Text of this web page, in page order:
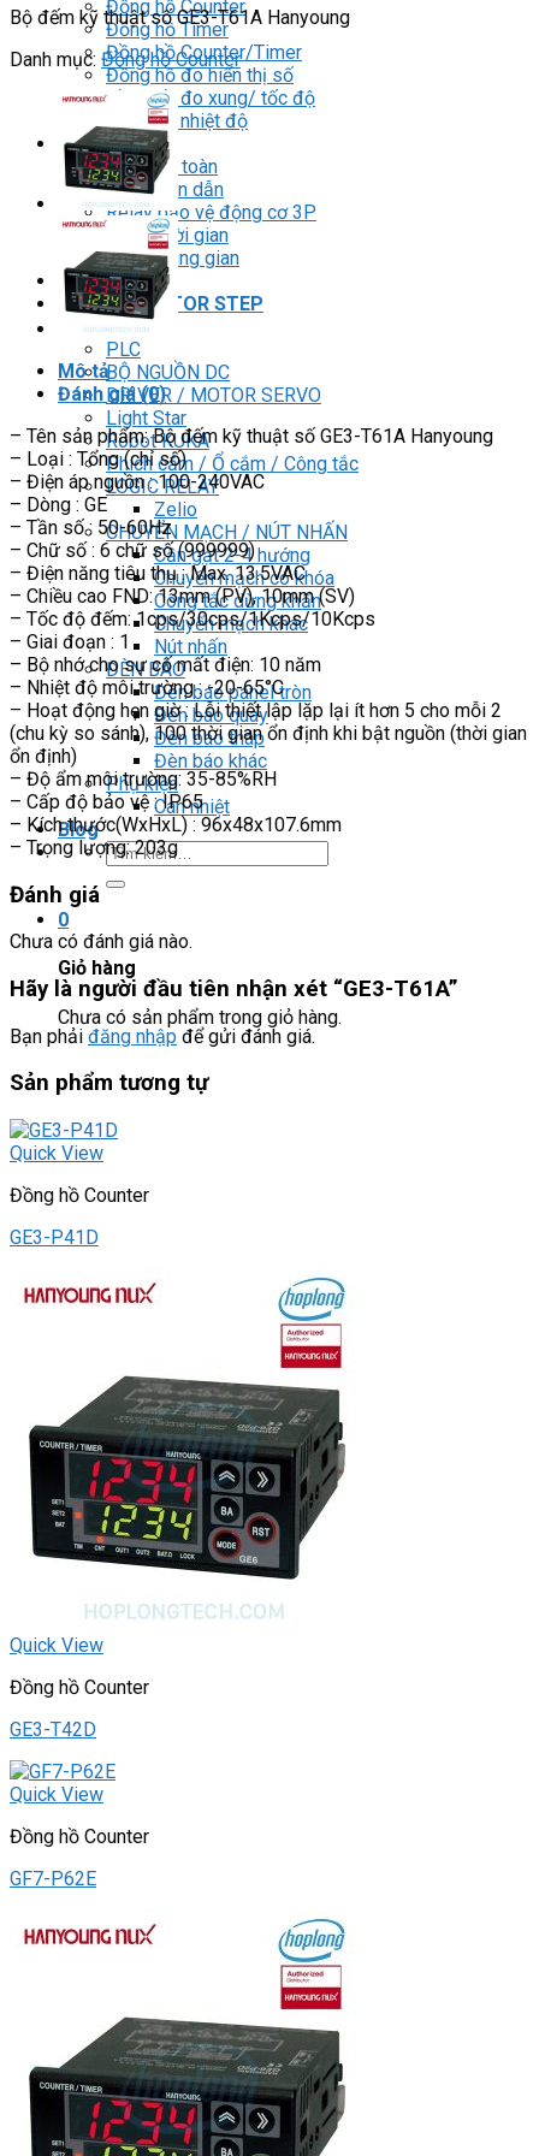
Đồng hồ Counter
Đồng hồ Timer
Đồng hồ Counter/Timer
Đồng hồ đo hiển thị số
Đồng hồ đo xung/ tốc độ
Đồng hồ nhiệt độ
RELAY
Relay an toàn
Relay bán dẫn
Relay bảo vệ động cơ 3P
Relay thời gian
Relay trung gian
BIẾN TẦN
DRIVER / MOTOR STEP
HMI
PLC
BỘ NGUỒN DC
DRIVER / MOTOR SERVO
Light Star
Robot KUKA
Phích cắm / Ổ cắm / Công tắc
LOGIC RELAY
Zelio
CHUYỂN MẠCH / NÚT NHẤN
Cần gạt 2-4 hướng
Chuyển mạch có khóa
Công tắc dừng khẩn
Chuyển mạch khác
Nút nhấn
ĐÈN BÁO
Đèn báo panel tròn
Đèn báo quay
Đèn báo tháp
Đèn báo khác
Phụ kiện
Can nhiệt
Blog
Tìm
kiếm:
0
Giỏ hàng
Chưa có sản phẩm trong giỏ hàng.
Bộ đếm kỹ thuật số GE3-T61A Hanyoung
Danh mục: Đồng hồ Counter
Mô tả
Đánh giá (0)
– Tên sản phẩm: Bộ đếm kỹ thuật số GE3-T61A Hanyoung
– Loại : Tổng (chỉ số)
– Điện áp nguồn : 100-240VAC
– Dòng : GE
– Tần số : 50-60Hz
– Chữ số : 6 chữ số (999999)
– Điện năng tiêu thụ : Max. 13.5VAC
– Chiều cao FND: 13mm (PV), 10mm (SV)
– Tốc độ đếm: 1cps/30cps/1Kcps/10Kcps
– Giai đoạn : 1
– Bộ nhớ cho sự cố mất điện: 10 năm
– Nhiệt độ môi trường : -20-65°C
– Hoạt động hẹn giờ : Lỗi thiết lập lặp lại ít hơn 5 cho mỗi 2
(chu kỳ so sánh), 100 thời gian ổn định khi bật nguồn (thời gian
ổn định)
– Độ ẩm môi trường: 35-85%RH
– Cấp độ bảo vệ : IP65
– Kích thước(WxHxL) : 96x48x107.6mm
– Trọng lượng: 203g
Đánh giá
Chưa có đánh giá nào.
Hãy là người đầu tiên nhận xét “GE3-T61A”
Bạn phải đăng nhập để gửi đánh giá.
Sản phẩm tương tự
Quick View
Đồng hồ Counter
GE3-P41D
Quick View
Đồng hồ Counter
GE3-T42D
Quick View
Đồng hồ Counter
GF7-P62E